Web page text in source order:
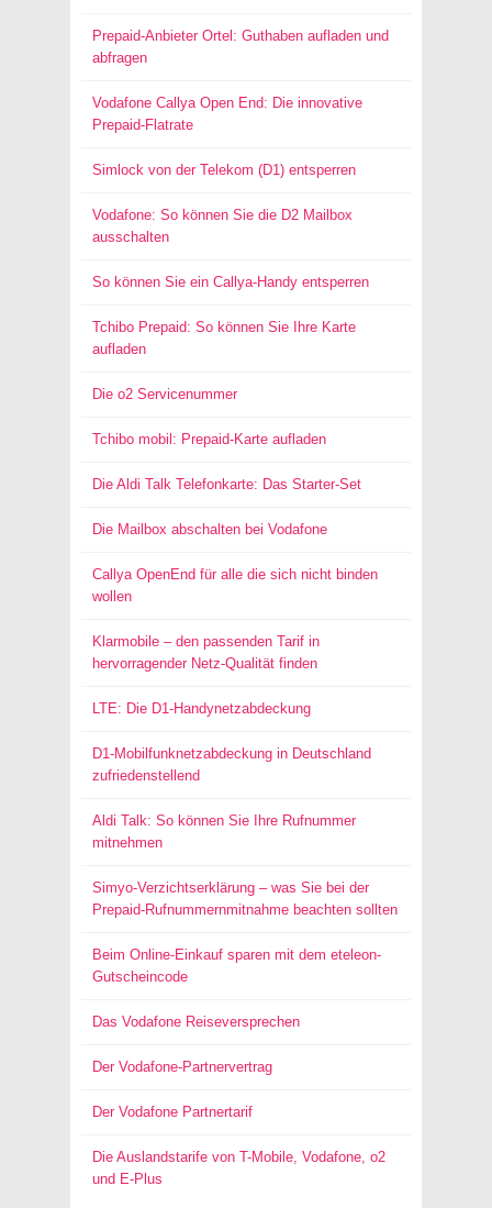
Prepaid-Anbieter Ortel: Guthaben aufladen und
abfragen
Vodafone Callya Open End: Die innovative
Prepaid-Flatrate
Simlock von der Telekom (D1) entsperren
Vodafone: So können Sie die D2 Mailbox
ausschalten
So können Sie ein Callya-Handy entsperren
Tchibo Prepaid: So können Sie Ihre Karte
aufladen
Die o2 Servicenummer
Tchibo mobil: Prepaid-Karte aufladen
Die Aldi Talk Telefonkarte: Das Starter-Set
Die Mailbox abschalten bei Vodafone
Callya OpenEnd für alle die sich nicht binden
wollen
Klarmobile – den passenden Tarif in
hervorragender Netz-Qualität finden
LTE: Die D1-Handynetzabdeckung
D1-Mobilfunknetzabdeckung in Deutschland
zufriedenstellend
Aldi Talk: So können Sie Ihre Rufnummer
mitnehmen
Simyo-Verzichtserklärung – was Sie bei der
Prepaid-Rufnummernmitnahme beachten sollten
Beim Online-Einkauf sparen mit dem eteleon-
Gutscheincode
Das Vodafone Reiseversprechen
Der Vodafone-Partnervertrag
Der Vodafone Partnertarif
Die Auslandstarife von T-Mobile, Vodafone, o2
und E-Plus